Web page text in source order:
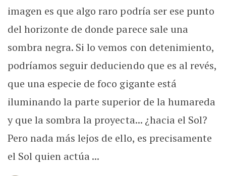
imagen es que algo raro podría ser ese punto
del horizonte de donde parece sale una
sombra negra. Si lo vemos con detenimiento,
podríamos seguir deduciendo que es al revés,
que una especie de foco gigante está
iluminando la parte superior de la humareda
y que la sombra la proyecta... ¿hacia el Sol?
Pero nada más lejos de ello, es precisamente
el Sol quien actúa ...